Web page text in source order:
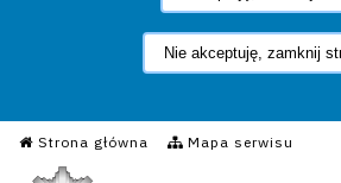
Nie akceptuję, zamknij
Strona główna Mapa serwisu
Informacyjny